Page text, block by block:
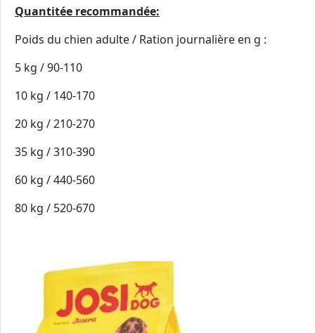
Quantitée recommandée:
Poids du chien adulte / Ration journalière en g :
5 kg / 90-110
10 kg / 140-170
20 kg / 210-270
35 kg / 310-390
60 kg / 440-560
80 kg / 520-670